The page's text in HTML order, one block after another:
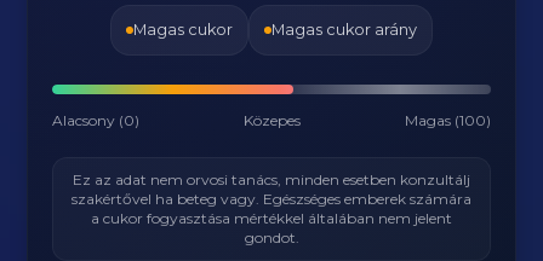
Magas cukor Magas cukor arány
Alacsony (0) Közepes Magas (100)
Ez az adat nem orvosi tanács, minden esetben konzultálj
szakértővel ha beteg vagy. Egészséges emberek számára
a cukor fogyasztása mértékkel általában nem jelent
gondot.